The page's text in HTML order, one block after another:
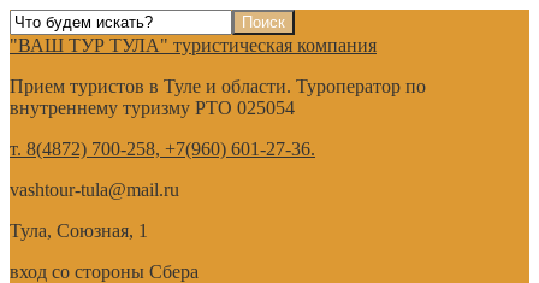
"ВАШ ТУР ТУЛА" туристическая компания
Прием туристов в Туле и области. Туроператор по
внутреннему туризму РТО 025054
т. 8(4872) 700-258, +7(960) 601-27-36.
vashtour-tula@mail.ru
Тула, Союзная, 1
вход со стороны Сбера